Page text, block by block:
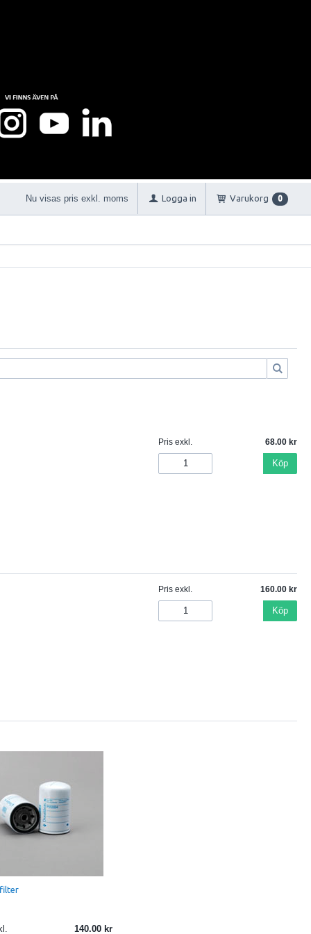
Nu visas pris exkl. moms Logga in Varukorg 0
Pris exkl. 68.00
Köp
Pris exkl. 160.00
Köp
140.00